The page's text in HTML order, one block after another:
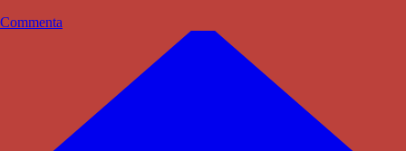
Commenta